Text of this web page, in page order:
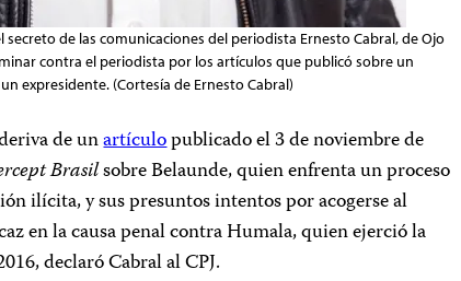
secreto de las comunicaciones del periodista Ernesto Cabral, de Ojo
contra el periodista por los artículos que publicó sobre un
expresidente. (Cortesía de Ernesto Cabral)
de unartículopublicado el 3 de noviembre de
Brasilsobre Belaunde, quien enfrenta un proceso
ilícita, y sus presuntos intentos por acogerse al
en la causa penal contra Humala, quien ejerció la
declaró Cabral al CPJ.